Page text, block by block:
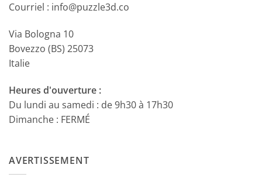
Courriel : info@puzzle3d.co
Via Bologna 10
Bovezzo (BS) 25073
Italie
Heures d'ouverture :
Du lundi au samedi : de 9h30 à 17h30
Dimanche : FERMÉ
AVERTISSEMENT